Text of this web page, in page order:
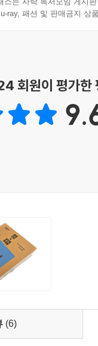
탄생 가능성을 따
상상력은 또 한 걸음
않는 것이다. ‘네크
술 논문 같은 문체로
한 이름 ‘엑스텔로페
기에 앞서 예언 서비
과사전의 유래와 기능
에서 직접 판단해보
란다.
ray, 패션 및 판매금지 상
회원이 평가한
(6)